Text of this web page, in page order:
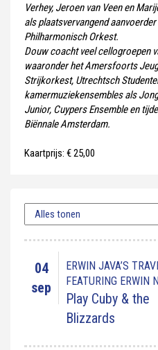
Verhey, Jeroen van Veen en
als plaatsvervangend
Philharmonisch Orkest.
Douw coacht veel cellogroepen
waaronder het Amersfoorts
Strijkorkest, Utrechtsch
kamermuziekensembles als
Junior, Cuypers Ensemble en
Biënnale Amsterdam.
Kaartprijs: € 25,00
04
sep
ERWIN JAVA’S
FEATURING ERWIN
Play Cuby & the
Blizzards